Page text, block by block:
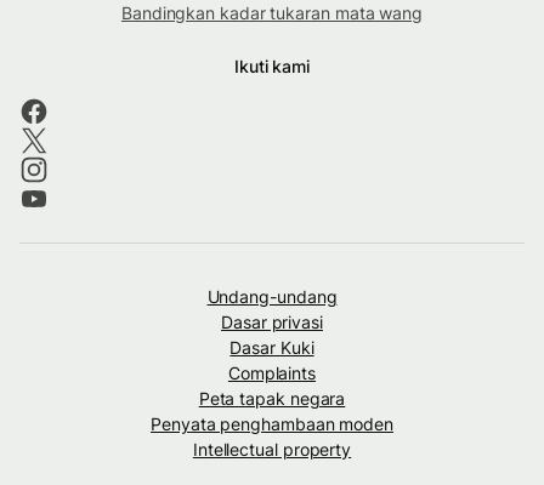
Bandingkan kadar tukaran mata wang
Ikuti kami
Undang-undang
Dasar privasi
Dasar Kuki
Complaints
Peta tapak negara
Penyata penghambaan moden
Intellectual property